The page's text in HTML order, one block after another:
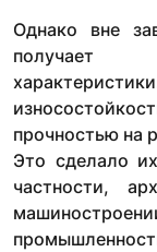
Однако вне
получает
прочностью на
Это сделало
частности,